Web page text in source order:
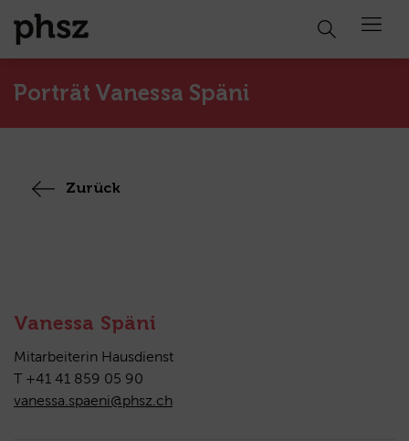
Porträt Vanessa Späni
Zurück
Vanessa Späni
Mitarbeiterin Hausdienst
T +41 41 859 05 90
vanessa.spaeni@phsz.ch